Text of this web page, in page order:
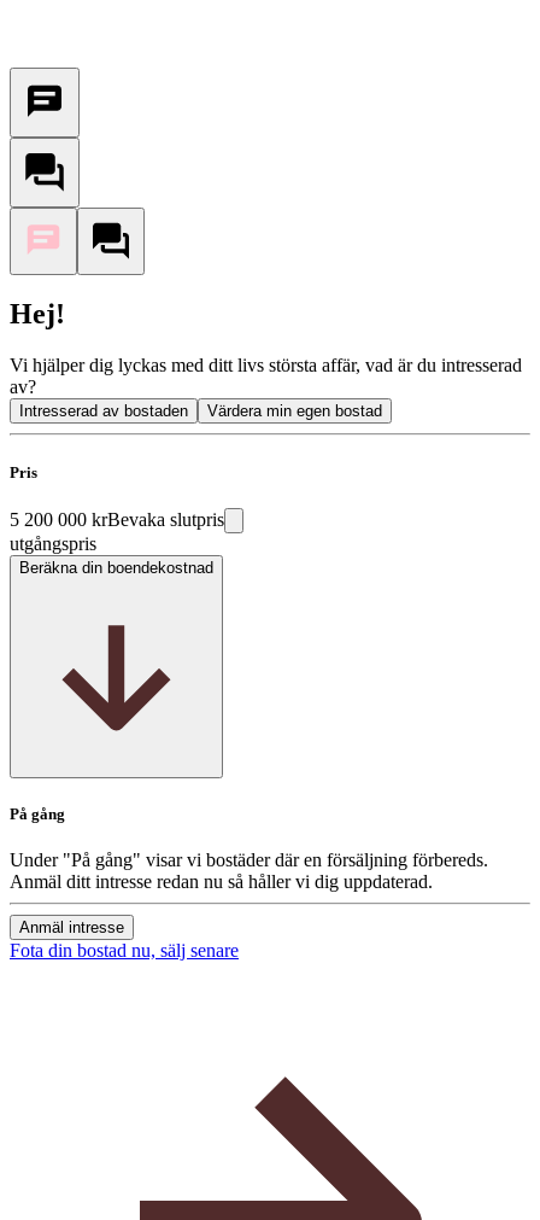
Hej!
Vi hjälper dig lyckas med ditt livs största affär, vad är du intresserad
av?
Intresserad av bostaden Värdera min egen bostad
Pris
5 200 000 krBevaka slutpris
utgångspris
Beräkna din boendekostnad
På gång
Under "På gång" visar vi bostäder där en försäljning förbereds.
Anmäl ditt intresse redan nu så håller vi dig uppdaterad.
Anmäl intresse
Fota din bostad nu, sälj senare